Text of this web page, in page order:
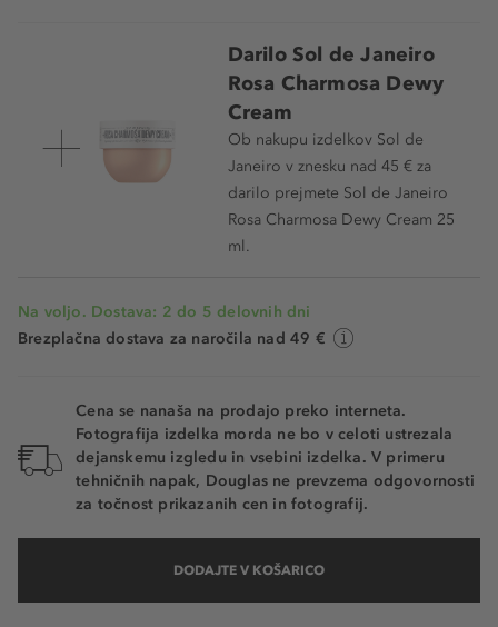
Darilo Sol de Janeiro
Rosa Charmosa Dewy
Cream
Ob nakupu izdelkov Sol de
Janeiro v znesku nad 45 € za
darilo prejmete Sol de Janeiro
Rosa Charmosa Dewy Cream 25
ml.
Na voljo. Dostava: 2 do 5 delovnih dni
Brezplačna dostava za naročila nad 49 €
Cena se nanaša na prodajo preko interneta.
Fotografija izdelka morda ne bo v celoti ustrezala
dejanskemu izgledu in vsebini izdelka. V primeru
tehničnih napak, Douglas ne prevzema odgovornosti
za točnost prikazanih cen in fotografij.
DODAJTE V KOŠARICO